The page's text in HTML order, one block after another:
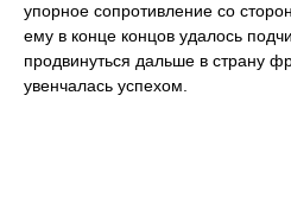
упорное сопротивление со
ему в конце концов удалось
продвинуться дальше в страну
увенчалась успехом.